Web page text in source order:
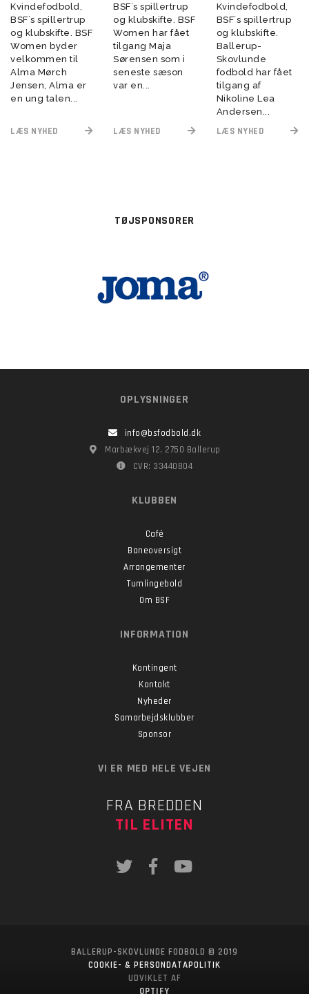
Kvindefodbold,
BSF´s spillertrup
og klubskifte. BSF
Women byder
velkommen til
Alma Mørch
Jensen, Alma er
en ung talen...
LÆS NYHED
BSF´s spillertrup
og klubskifte. BSF
Women har fået
tilgang Maja
Sørensen som i
seneste sæson
var en...
LÆS NYHED
Kvindefodbold,
BSF´s spillertrup
og klubskifte.
Ballerup-
Skovlunde
fodbold har fået
tilgang af
Nikoline Lea
Andersen...
LÆS NYHED
TØJSPONSORER
OPLYSNINGER
info@bsfodbold.dk
Marbækvej 12, 2750 Ballerup
CVR: 33440804
KLUBBEN
Café
Baneoversigt
Arrangementer
Tumlingebold
Om BSF
INFORMATION
Kontingent
Kontakt
Nyheder
Samarbejdsklubber
Sponsor
VI ER MED HELE VEJEN
FRA BREDDEN
TIL ELITEN
BALLERUP-SKOVLUNDE FODBOLD © 2019
COOKIE- & PERSONDATAPOLITIK
UDVIKLET AF
OPTIFY